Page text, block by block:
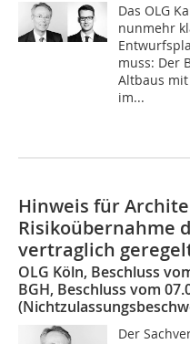
Das OLG
nunmehr
muss: Der
Altbaus
im...
Hinweis für
Risikoübernahme
vertraglich
OLG Köln, Beschluss
BGH, Beschluss vom
Der